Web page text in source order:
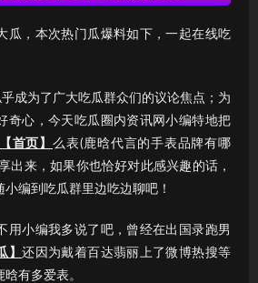
瓜，本次热门瓜爆料如下，一起在线吃
成为了广大吃瓜群众们的议论焦点；为
奇心，今天吃瓜圈内资讯网小编特地把
【首页】么表(鹿晗代言的手表品牌有哪
出来，如果你也恰好对此感兴趣的话，
编到吃瓜群里边吃边聊吧！
用小编我多说了吧，曾经在出国录跑男
】还因为戴着百达翡丽上了微博热搜等
有多爱表。